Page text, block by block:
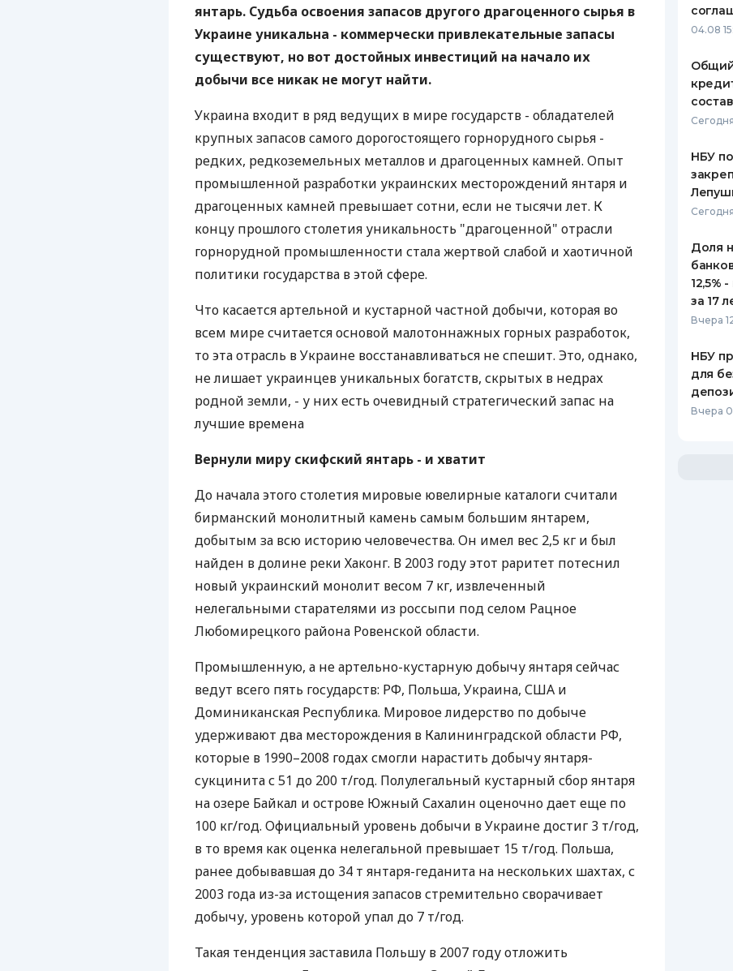
КЕШБЭКА
ВСЕ
янтарь. Судьба освоения запасов другого драгоценного сырья в
Украине уникальна - коммерчески привлекательные запасы
существуют, но вот достойных инвестиций на начало их
добычи все никак не могут найти.
Украина входит в ряд ведущих в мире государств - обладателей
крупных запасов самого дорогостоящего горнорудного сырья -
редких, редкоземельных металлов и драгоценных камней. Опыт
промышленной разработки украинских месторождений янтаря и
драгоценных камней превышает сотни, если не тысячи лет. К
концу прошлого столетия уникальность "драгоценной" отрасли
горнорудной промышленности стала жертвой слабой и хаотичной
политики государства в этой сфере.
Что касается артельной и кустарной частной добычи, которая во
всем мире считается основой малотоннажных горных разработок,
то эта отрасль в Украине восстанавливаться не спешит. Это, однако,
не лишает украинцев уникальных богатств, скрытых в недрах
родной земли, - у них есть очевидный стратегический запас на
лучшие времена
Вернули миру скифский янтарь - и хватит
До начала этого столетия мировые ювелирные каталоги считали
бирманский монолитный камень самым большим янтарем,
добытым за всю историю человечества. Он имел вес 2,5 кг и был
найден в долине реки Хаконг. В 2003 году этот раритет потеснил
новый украинский монолит весом 7 кг, извлеченный
нелегальными старателями из россыпи под селом Рацное
Любомирецкого района Ровенской области.
Промышленную, а не артельно-кустарную добычу янтаря сейчас
ведут всего пять государств: РФ, Польша, Украина, США и
Доминиканская Республика. Мировое лидерство по добыче
удерживают два месторождения в Калининградской области РФ,
которые в 1990–2008 годах смогли нарастить добычу янтаря-
сукцинита с 51 до 200 т/год. Полулегальный кустарный сбор янтаря
на озере Байкал и острове Южный Сахалин оценочно дает еще по
100 кг/год. Официальный уровень добычи в Украине достиг 3 т/год,
в то время как оценка нелегальной превышает 15 т/год. Польша,
ранее добывавшая до 34 т янтаря-геданита на нескольких шахтах, с
2003 года из-за истощения запасов стремительно сворачивает
добычу, уровень которой упал до 7 т/год.
Такая тенденция заставила Польшу в 2007 году отложить
04.08
НБУ
Доля
12,5%
за 17
Вчера
НБУ
для
Вчера